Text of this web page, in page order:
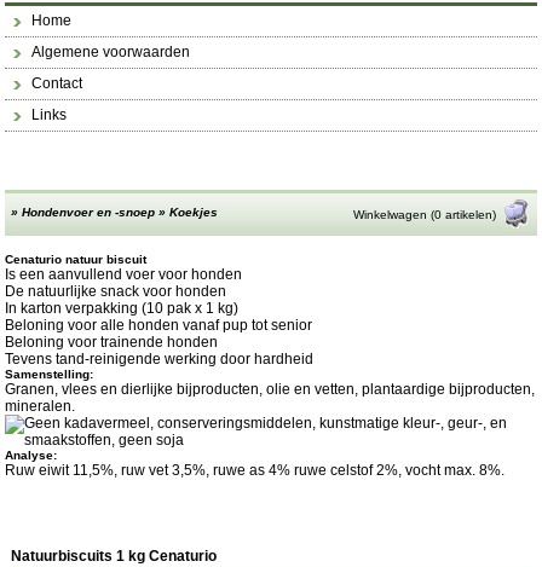
Home
Algemene voorwaarden
Contact
Links
»Hondenvoer en -snoep »Koekjes Winkelwagen (0 artikelen)
Cenaturio natuur biscuit
Is een aanvullend voer voor honden
De natuurlijke snack voor honden
In karton verpakking (10 pak x 1 kg)
Beloning voor alle honden vanaf pup tot senior
Beloning voor trainende honden
Tevens tand-reinigende werking door hardheid
Samenstelling:
Granen, vlees en dierlijke bijproducten, olie en vetten, plantaardige bijproducten,
mineralen.
Analyse:
Ruw eiwit 11,5%, ruw vet 3,5%, ruwe as 4% ruwe celstof 2%, vocht max. 8%.
Natuurbiscuits 1 kg Cenaturio